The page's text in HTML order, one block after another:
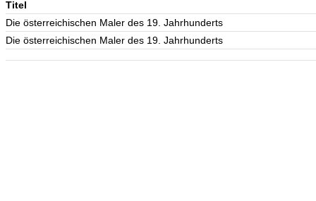
Titel
Die österreichischen Maler des 19. Jahrhunderts
Die österreichischen Maler des 19. Jahrhunderts